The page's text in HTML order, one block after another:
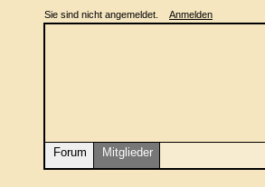
Sie sind nicht angemeldet. Anmelden
Forum Mitglieder